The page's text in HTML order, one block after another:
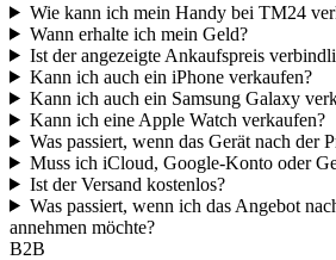
Wie kann ich mein Handy bei TM24
Wann erhalte ich mein Geld?
Ist der angezeigte Ankaufspreis
Kann ich auch ein iPhone verkaufen?
Kann ich auch ein Samsung Galaxy
Kann ich eine Apple Watch verkaufen?
Was passiert, wenn das Gerät nach der
Muss ich iCloud, Google-Konto oder
Ist der Versand kostenlos?
Was passiert, wenn ich das Angebot
annehmen möchte?
B2B